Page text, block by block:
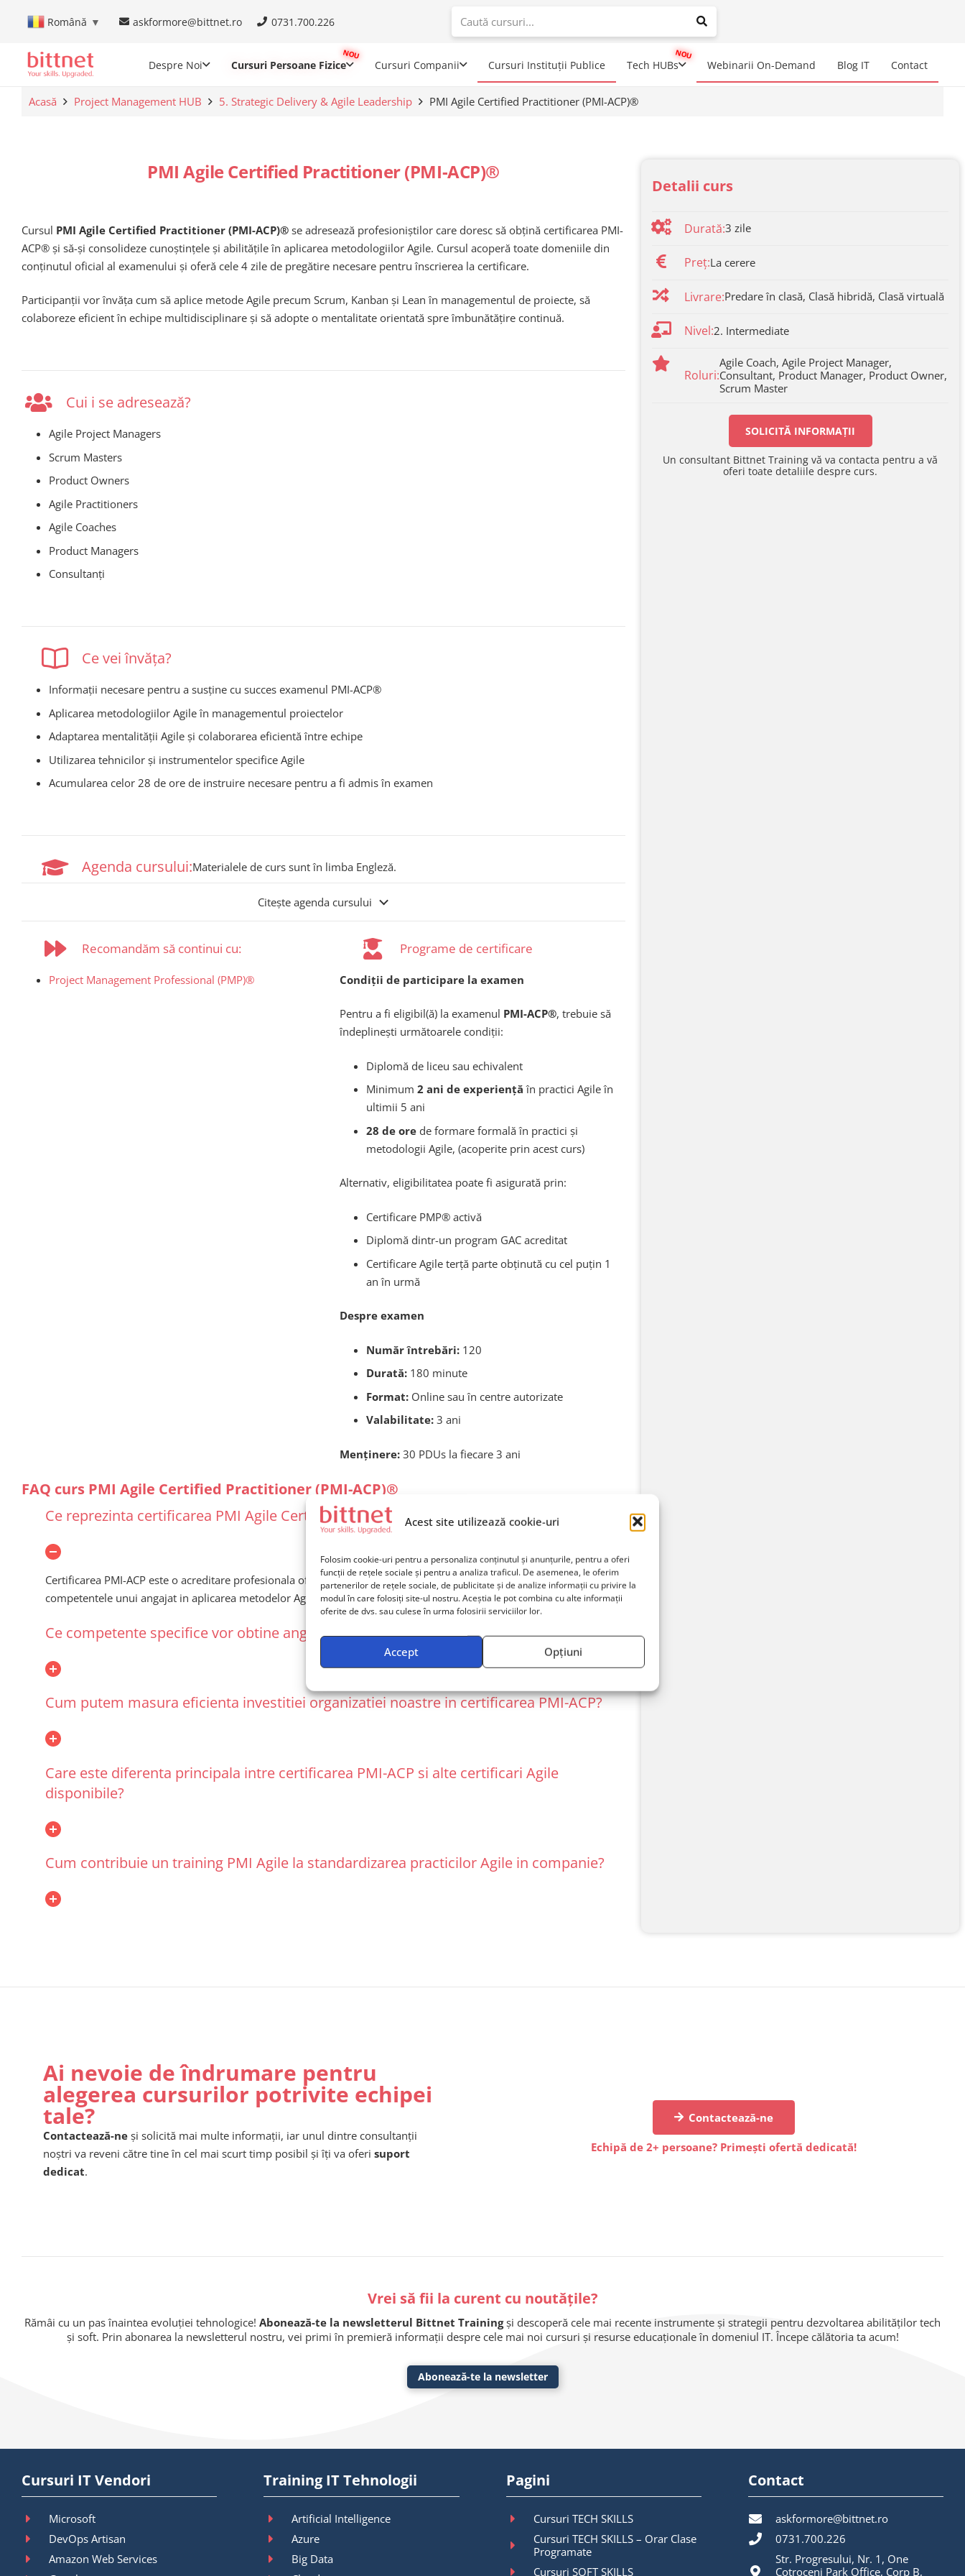
Acest site utilizează cookie-uri
Folosim cookie-uri pentru a personaliza conținutul și anunțurile, pentru a oferi
funcții de rețele sociale și pentru a analiza traficul. De asemenea, le oferim
partenerilor de rețele sociale, de publicitate și de analize informații cu privire la
modul în care folosiți site-ul nostru. Aceștia le pot combina cu alte informații
oferite de dvs. sau culese în urma folosirii serviciilor lor.
Accept Opțiuni
Română ▼ askformore@bittnet.ro 0731.700.226
When autocomplete results are available use up and down arrows to
Despre Noi Cursuri Persoane Fizice Cursuri Companii Cursuri Instituții Publice Tech HUBs Webinarii On-Demand Blog IT Contact
Acasă Project Management HUB 5. Strategic Delivery & Agile Leadership PMI Agile Certified Practitioner (PMI-ACP)®
PMI Agile Certified Practitioner (PMI-ACP)®
Cursul PMI Agile Certified Practitioner (PMI-ACP)® se adresează profesioniștilor care doresc să obțină certificarea PMI-
ACP® și să-și consolideze cunoștințele și abilitățile în aplicarea metodologiilor Agile. Cursul acoperă toate domeniile din
conținutul oficial al examenului și oferă cele 4 zile de pregătire necesare pentru înscrierea la certificare.
Participanții vor învăța cum să aplice metode Agile precum Scrum, Kanban și Lean în managementul de proiecte, să
colaboreze eficient în echipe multidisciplinare și să adopte o mentalitate orientată spre îmbunătățire continuă.
Cui i se adresează?
Agile Project Managers
Scrum Masters
Product Owners
Agile Practitioners
Agile Coaches
Product Managers
Consultanți
Ce vei învăța?
Informații necesare pentru a susține cu succes examenul PMI-ACP®
Aplicarea metodologiilor Agile în managementul proiectelor
Adaptarea mentalității Agile și colaborarea eficientă între echipe
Utilizarea tehnicilor și instrumentelor specifice Agile
Acumularea celor 28 de ore de instruire necesare pentru a fi admis în examen
Agenda cursului:Materialele de curs sunt în limba Engleză.
Citește agenda cursului
Recomandăm să continui cu:
Project Management Professional (PMP)®
Programe de certificare
Condiții de participare la examen
Pentru a fi eligibil(ă) la examenul PMI-ACP®, trebuie să
îndeplinești următoarele condiții:
Diplomă de liceu sau echivalent
Minimum2 ani de experiență în practici Agile în
ultimii 5 ani
28 de ore de formare formală în practici și
metodologii Agile, (acoperite prin acest curs)
Alternativ, eligibilitatea poate fi asigurată prin:
Certificare PMP® activă
Diplomă dintr-un program GAC acreditat
Certificare Agile terță parte obținută cu cel puțin 1
an în urmă
Despre examen
Număr întrebări: 120
Durată: 180 minute
Format: Online sau în centre autorizate
Valabilitate: 3 ani
Menținere:30 PDUs la fiecare 3 ani
FAQ curs PMI Agile Certified Practitioner (PMI-ACP)®
Ce reprezinta certificarea PMI Agile Certified Practitioner (PMI-ACP)?
Certificarea PMI-ACP este o acreditare profesionala oferita de Project Management Institute (PMI), care atesta
competentele unui angajat in aplicarea metodelor Agile si gestionarea proiectelor intr-un mediu adaptiv si flexibil.
Ce competente specifice vor obtine angajatii nostri dupa obtinerea certificarii PMI-ACP?
Cum putem masura eficienta investitiei organizatiei noastre in certificarea PMI-ACP?
Care este diferenta principala intre certificarea PMI-ACP si alte certificari Agile
disponibile?
Cum contribuie un training PMI Agile la standardizarea practicilor Agile in companie?
Detalii curs
Durată:3 zile
Preț:La cerere
Livrare:Predare în clasă, Clasă hibridă, Clasă virtuală
Nivel:2. Intermediate
Roluri:
Agile Coach, Agile Project Manager,
Consultant, Product Manager, Product Owner,
Scrum Master
SOLICITĂ INFORMAȚII
Ai nevoie de îndrumare pentru
alegerea cursurilor potrivite echipei
tale?
Contactează-ne și solicită mai multe informații, iar unul dintre consultanții
noștri va reveni către tine în cel mai scurt timp posibil și îți va oferi suport
dedicat.
Contactează-ne
Echipă de 2+ persoane? Primești ofertă dedicată!
Vrei să fii la curent cu noutățile?
Rămâi cu un pas înaintea evoluției tehnologice! Abonează-te la newsletterul Bittnet Trainingși descoperă cele mai recente instrumente și strategii pentru dezvoltarea abilităților tech
și soft. Prin abonarea la newsletterul nostru, vei primi în premieră informații despre cele mai noi cursuri și resurse educaționale în domeniul IT. Începe călătoria ta acum!
Abonează-te la newsletter
Cursuri IT Vendori
Microsoft
DevOps Artisan
Amazon Web Services
Training IT Tehnologii
Artificial Intelligence
Azure
Big Data
Pagini
Cursuri TECH SKILLS
Cursuri TECH SKILLS – Orar Clase
Programate
Cursuri SOFT SKILLS
Contact
askformore@bittnet.ro
0731.700.226
Str. Progresului, Nr. 1, One
Cotroceni Park Office, Corp B,